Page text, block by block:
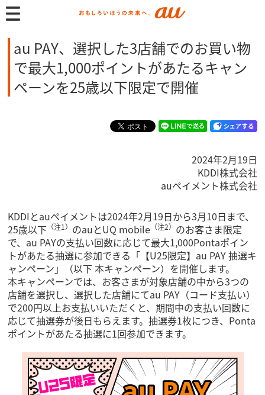
au PAY、選択した3店舗でのお買い物
で最大1,000ポイントがあたるキャン
ペーンを25歳以下限定で開催
2024年2月19日
KDDI株式会社
auペイメント株式会社
KDDIとauペイメントは2024年2月19日から3月10日まで、
25歳以下 （注1） のauとUQ mobile （注2） のお客さま限定
で、au PAYの支払い回数に応じて最大1,000Pontaポイン
トがあたる抽選に参加できる「【U25限定】au PAY 抽選キ
ャンペーン」（以下 本キャンペーン）を開催します。
本キャンペーンでは、お客さまが対象店舗の中から3つの
店舗を選択し、選択した店舗にてau PAY（コード支払い）
で200円以上お支払いいただくと、期間中の支払い回数に
応じて抽選券が後日もらえます。抽選券1枚につき、Ponta
ポイントがあたる抽選に1回参加できます。